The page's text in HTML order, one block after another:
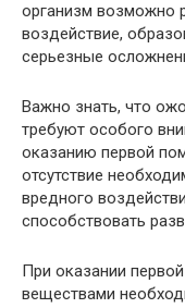
организм возможно
воздействие,
серьезные
Важно знать, что
требуют особого
оказанию первой
отсутствие
вредного
способствовать
При оказании
веществами